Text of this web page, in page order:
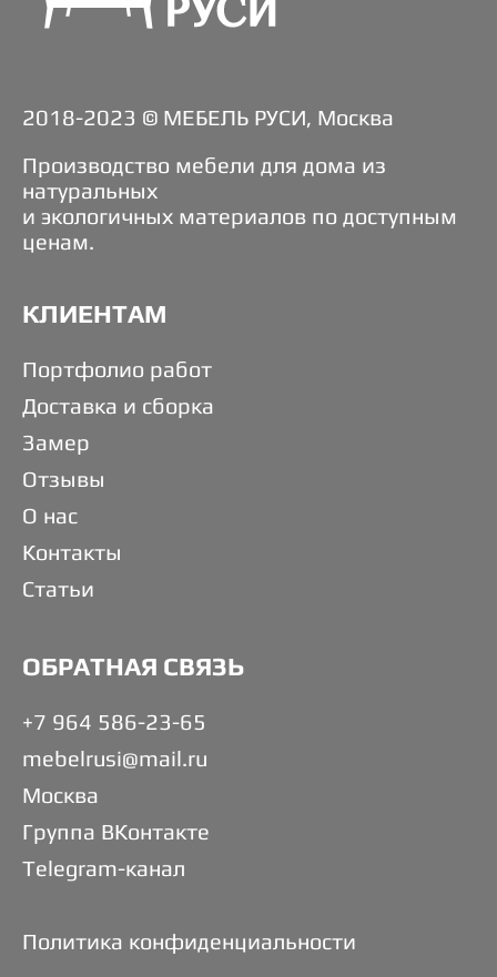
2018-2023 © МЕБЕЛЬ РУСИ, Москва
Производство мебели для дома из
натуральных
и экологичных материалов по доступным
ценам.
КЛИЕНТАМ
Портфолио работ
Доставка и сборка
Замер
Отзывы
О нас
Контакты
Статьи
ОБРАТНАЯ СВЯЗЬ
+7 964 586-23-65
mebelrusi@mail.ru
Москва
Группа ВКонтакте
Telegram-канал
Политика конфиденциальности